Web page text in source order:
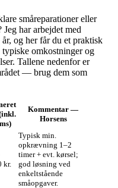
småreparationer eller
har arbejdet med
og her får du et praktisk
omkostninger og
Tallene nedenfor er
— brug dem som
Kommentar —
Horsens
kr.
Typisk min.
opkrævning 1–2
timer + evt. kørsel;
god løsning ved
enkeltstående
småopgaver.